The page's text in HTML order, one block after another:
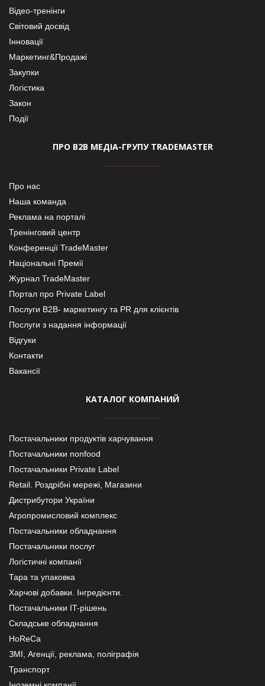
Відео-тренінги
Світовий досвід
Інновації
Маркетинг&Продажі
Закупки
Логістика
Закон
Події
ПРО В2В МЕДІА-ГРУПУ TRADEMASTER
Про нас
Наша команда
Реклама на порталі
Тренінговий центр
Конференції TradeMaster
Національні Премії
Журнал TradeMaster
Портал про Private Label
Послуги В2В- маркетингу та PR для клієнтів
Послуги з надання інформації
Відгуки
Контакти
Вакансії
КАТАЛОГ КОМПАНИЙ
Постачальники продуктів харчування
Постачальники nonfood
Постачальники Private Label
Retail. Роздрібні мережі, Магазини
Дистрибутори України
Агропромисловий комплекс
Постачальники обладнання
Постачальники послуг
Логістичні компанії
Тара та упаковка
Харчові добавки. Інгредієнти.
Постачальники IT-рішень
Складське обладнання
HoReCa
ЗМІ, Агенції, реклама, поліграфія
Транспорт